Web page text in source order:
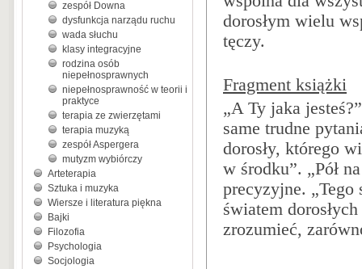
zespół Downa
dysfunkcja narządu ruchu
wada słuchu
klasy integracyjne
rodzina osób
niepełnosprawnych
niepełnosprawność w teorii i
praktyce
terapia ze zwierzętami
terapia muzyką
zespół Aspergera
mutyzm wybiórczy
Arteterapia
Sztuka i muzyka
Wiersze i literatura piękna
Bajki
Filozofia
Psychologia
Socjologia
dorosłym wielu
tęczy.
Fragment książki
„A Ty jaka
same trudne
dorosły, którego
w środku”. „Pół
precyzyjne. „Tego
światem
zrozumieć,